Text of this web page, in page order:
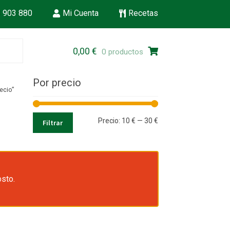
903 880 Mi Cuenta Recetas
aal
0,00€ 0 productos
Por precio
Precio
Precio
Filtrar Precio: 10 € — 30 €